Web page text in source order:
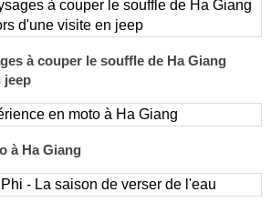
à couper le souffle de Ha Giang
jeep
à Ha Giang